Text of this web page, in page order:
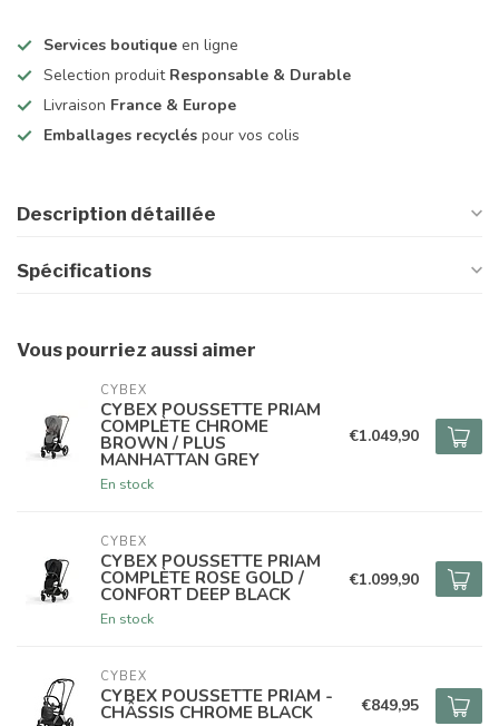
Services boutique en ligne
Selection produit Responsable & Durable
Livraison France & Europe
Emballages recyclés pour vos colis
Description détaillée
Spécifications
Vous pourriez aussi aimer
CYBEX
CYBEX POUSSETTE PRIAM
COMPLÈTE CHROME
BROWN / PLUS
MANHATTAN GREY
En stock
€1.049,90
CYBEX
CYBEX POUSSETTE PRIAM
COMPLÈTE ROSE GOLD /
CONFORT DEEP BLACK
En stock
€1.099,90
CYBEX
CYBEX POUSSETTE PRIAM -
CHÂSSIS CHROME BLACK €849,95